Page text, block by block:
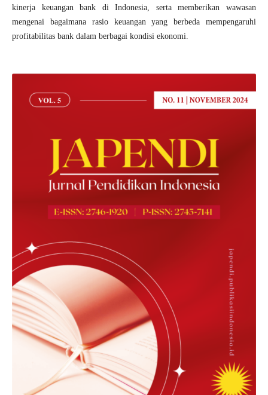
kinerja keuangan bank di Indonesia, serta memberikan wawasan
mengenai bagaimana rasio keuangan yang berbeda mempengaruhi
profitabilitas bank dalam berbagai kondisi ekonomi.